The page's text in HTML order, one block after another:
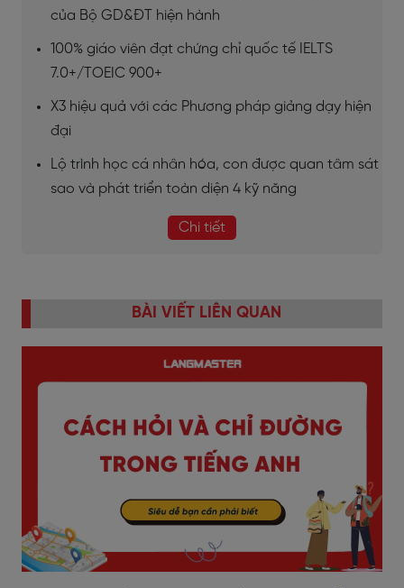
của Bộ GD&ĐT hiện hành
100% giáo viên đạt chứng chỉ quốc tế IELTS
7.0+/TOEIC 900+
X3 hiệu quả với các Phương pháp giảng dạy hiện
đại
Lộ trình học cá nhân hóa, con được quan tâm sát
sao và phát triển toàn diện 4 kỹ năng
Chi tiết
BÀI VIẾT LIÊN QUAN